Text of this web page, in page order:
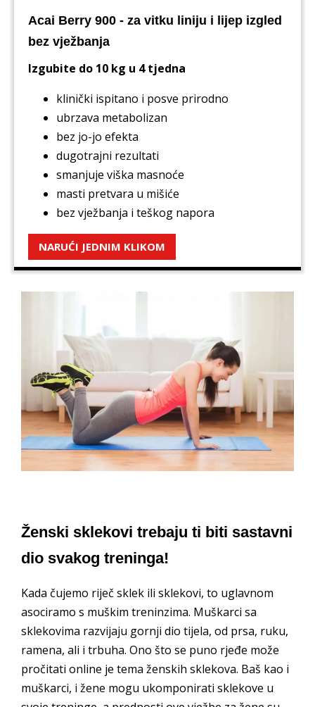
Acai Berry 900 - za vitku liniju i lijep izgled
bez vježbanja
Izgubite do 10 kg u 4 tjedna
klinički ispitano i posve prirodno
ubrzava metabolizan
bez jo-jo efekta
dugotrajni rezultati
smanjuje viška masnoće
masti pretvara u mišiće
bez vježbanja i teškog napora
NARUĆI JEDNIM KLIKOM
Ženski sklekovi trebaju ti biti sastavni
dio svakog treninga!
Kada čujemo riječ sklek ili sklekovi, to uglavnom
asociramo s muškim treninzima. Muškarci sa
sklekovima razvijaju gornji dio tijela, od prsa, ruku,
ramena, ali i trbuha. Ono što se puno rjeđe može
pročitati online je tema ženskih sklekova. Baš kao i
muškarci, i žene mogu ukomponirati sklekove u